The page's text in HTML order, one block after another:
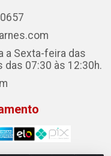
a Sexta-feira das
das 07:30 às 12:30h.